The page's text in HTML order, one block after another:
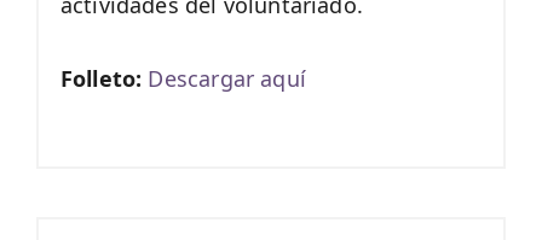
Folleto: Descargar aquí